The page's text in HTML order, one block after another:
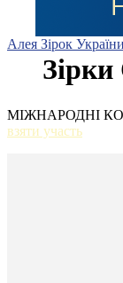
Алея Зірок України
МІЖНАРОДНІ
взяти участь